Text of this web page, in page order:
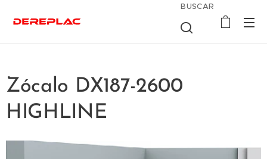
BUSCAR
Zócalo DX187-2600
HIGHLINE